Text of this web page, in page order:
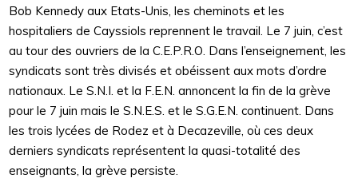
Bob Kennedy aux Etats-Unis, les cheminots et les
hospitaliers de Cayssiols reprennent le travail. Le 7 juin, c’est
au tour des ouvriers de la C.E.P.R.O. Dans l’enseignement, les
syndicats sont très divisés et obéissent aux mots d’ordre
nationaux. Le S.N.I. et la F.E.N. annoncent la fin de la grève
pour le 7 juin mais le S.N.E.S. et le S.G.E.N. continuent. Dans
les trois lycées de Rodez et à Decazeville, où ces deux
derniers syndicats représentent la quasi-totalité des
enseignants, la grève persiste.